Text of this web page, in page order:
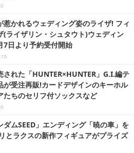
惹かれるウェディング姿のライザ! フィ
(ライザリン・シュタウト)ウェディン
7日より予約受付開始
された「HUNTER×HUNTER」G.I.編テ
が受注再販!カードデザインのキーホル
たちのセリフ付ソックスなど
ダムSEED」エンディング「暁の車」を
とラクスの新作フィギュアがプライズ